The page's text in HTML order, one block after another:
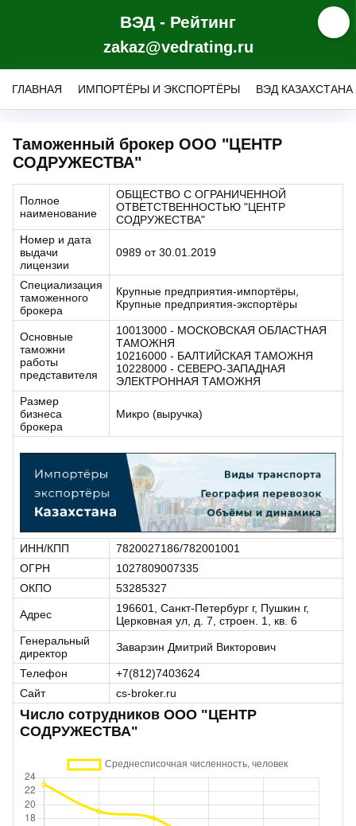
ВЭД - Рейтинг
zakaz@vedrating.ru
ГЛАВНАЯ ИМПОРТЁРЫ И ЭКСПОРТЁРЫ ВЭД КАЗАХСТАНА
Таможенный брокер ООО "ЦЕНТР
СОДРУЖЕСТВА"
Полное
наименование
ОБЩЕСТВО С ОГРАНИЧЕННОЙ
ОТВЕТСТВЕННОСТЬЮ "ЦЕНТР
СОДРУЖЕСТВА"
Номер и дата
выдачи
лицензии
0989 от 30.01.2019
Специализация
таможенного
брокера
Крупные предприятия-импортёры,
Крупные предприятия-экспортёры
Основные
таможни
работы
представителя
10013000 - МОСКОВСКАЯ ОБЛАСТНАЯ
ТАМОЖНЯ
10216000 - БАЛТИЙСКАЯ ТАМОЖНЯ
10228000 - СЕВЕРО-ЗАПАДНАЯ
ЭЛЕКТРОННАЯ ТАМОЖНЯ
Размер
бизнеса
брокера
Микро (выручка)
ИНН/КПП
7820027186/782001001
ОГРН
1027809007335
ОКПО
53285327
Адрес
196601, Санкт-Петербург г, Пушкин г,
Церковная ул, д. 7, строен. 1, кв. 6
Генеральный
директор
Заварзин Дмитрий Викторович
Телефон
+7(812)7403624
Сайт
cs-broker.ru
Число сотрудников ООО "ЦЕНТР
СОДРУЖЕСТВА"